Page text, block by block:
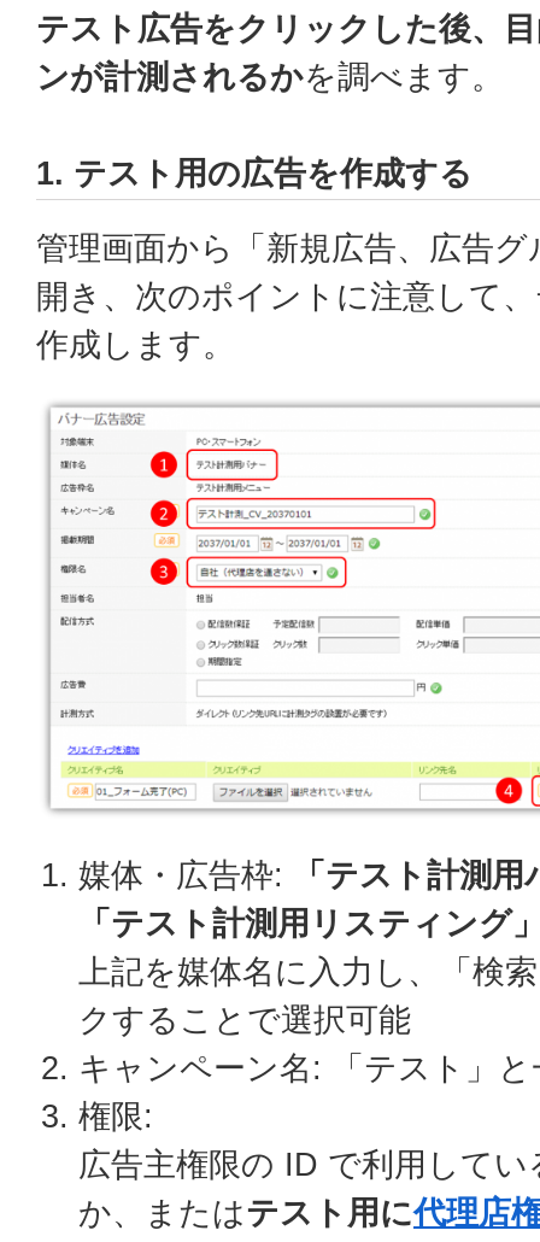
テスト広告をクリックした後、
ンが計測されるかを調べます。
1. テスト用の広告を作成する
管理画面から「新規広告、広告
開き、次のポイントに注意して
作成します。
媒体・広告枠:
「テスト計測
「テスト計測用リスティング
上記を媒体名に入力し、「検
クすることで選択可能
キャンペーン名: 「テスト」
権限:
広告主権限の ID で利用して
か、またはテスト用に代理店